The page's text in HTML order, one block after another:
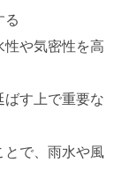
る
性や気密性を高
ばす上で重要な
とで、雨水や風